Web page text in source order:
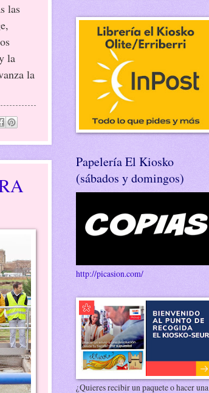
las
la
la
Papelería El Kiosko
(sábados y domingos)
http://picasion.com/
¿Quieres recibir un paquete o hacer una